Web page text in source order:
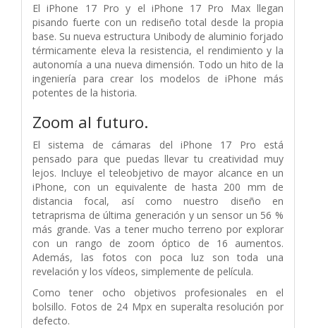
El iPhone 17 Pro y el iPhone 17 Pro Max llegan
pisando fuerte con un rediseño total desde la propia
base. Su nueva estructura Unibody de aluminio forjado
térmicamente eleva la resistencia, el rendimiento y la
autonomía a una nueva dimensión. Todo un hito de la
ingeniería para crear los modelos de iPhone más
potentes de la historia.
Zoom al futuro.
El sistema de cámaras del iPhone 17 Pro está
pensado para que puedas llevar tu creatividad muy
lejos. Incluye el teleobjetivo de mayor alcance en un
iPhone, con un equivalente de hasta 200 mm de
distancia focal, así como nuestro diseño en
tetraprisma de última generación y un sensor un 56 %
más grande. Vas a tener mucho terreno por explorar
con un rango de zoom óptico de 16 aumentos.
Además, las fotos con poca luz son toda una
revelación y los vídeos, simplemente de película.
Como tener ocho objetivos profesionales en el
bolsillo. Fotos de 24 Mpx en superalta resolución por
defecto.